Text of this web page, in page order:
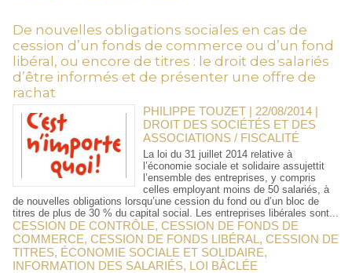
De nouvelles obligations sociales en cas de
cession d’un fonds de commerce ou d’un fond
libéral, ou encore de titres : le droit des salariés
d’être informés et de présenter une offre de
rachat
PHILIPPE TOUZET | 22/08/2014 |
DROIT DES SOCIÉTÉS ET DES
ASSOCIATIONS / FISCALITÉ
La loi du 31 juillet 2014 relative à
l’économie sociale et solidaire assujettit
l’ensemble des entreprises, y compris
celles employant moins de 50 salariés, à
de nouvelles obligations lorsqu’une cession du fond ou d’un bloc de
titres de plus de 30 % du capital social. Les entreprises libérales sont...
CESSION DE CONTRÔLE, CESSION DE FONDS DE
COMMERCE, CESSION DE FONDS LIBÉRAL , CESSION DE
TITRES, ÉCONOMIE SOCIALE ET SOLIDAIRE,
INFORMATION DES SALARIÉS, LOI BÂCLÉE